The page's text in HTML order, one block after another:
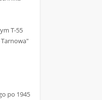
T-55
po 1945